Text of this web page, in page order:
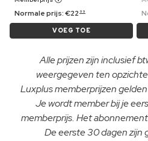
Normale prijs:€22 99
VOEG TOE
Alle prijzen zijn inclusief
weergegeven ten
Luxplus memberprijzen
Je wordt member bij je
memberprijs. Het
De eerste 30 dagen zijn